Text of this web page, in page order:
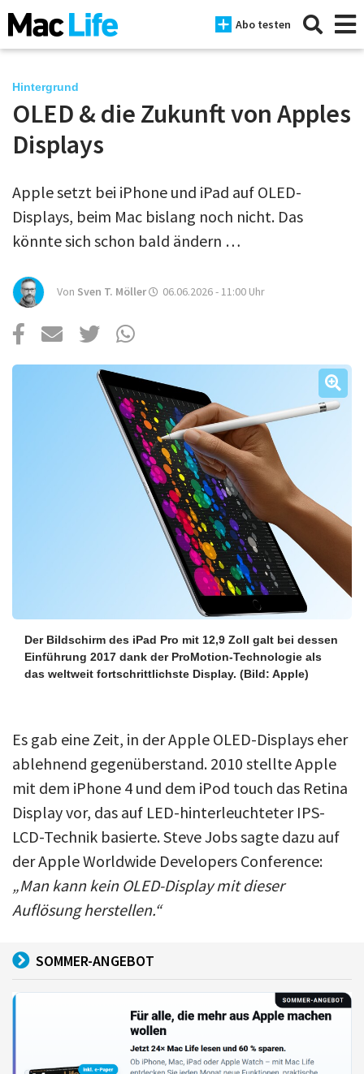
Abo testen
News
Mac
iPad
Tipps
Magazine
Über uns
Anmelden
Hintergrund
OLED & die Zukunft von Apples
Displays
Apple setzt bei iPhone und iPad auf OLED-
Displays, beim Mac bislang noch nicht. Das
könnte sich schon bald ändern …
Von Sven T. Möller 06.06.2026 - 11:00 Uhr
Der Bildschirm des iPad Pro mit 12,9 Zoll galt bei dessen
Einführung 2017 dank der ProMotion-Technologie als
das weltweit fortschrittlichste Display. (Bild: Apple)
Es gab eine Zeit, in der Apple OLED-Displays eher
ablehnend gegenüberstand. 2010 stellte Apple
mit dem iPhone 4 und dem iPod touch das Retina
Display vor, das auf LED-hinterleuchteter IPS-
LCD-Technik basierte. Steve Jobs sagte dazu auf
der Apple Worldwide Developers Conference:
„Man kann kein OLED-Display mit dieser
Auflösung herstellen.“
SOMMER-ANGEBOT